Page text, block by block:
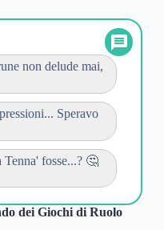
non delude mai,
Speravo
fosse...? 🤔
dei Giochi di Ruolo